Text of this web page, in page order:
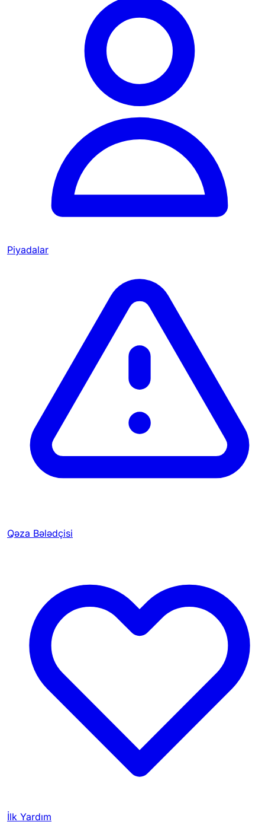
Piyadalar
Qəza Bələdçisi
İlk Yardım